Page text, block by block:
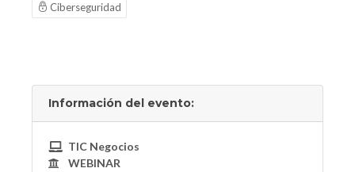
Ciberseguridad
Información del evento:
TIC Negocios
WEBINAR